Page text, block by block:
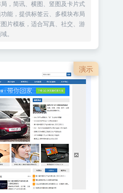
，简讯、横图、竖图及卡片式
能，提供标签云、多模块布局
片模板，适合写真、社交、游
。
演示